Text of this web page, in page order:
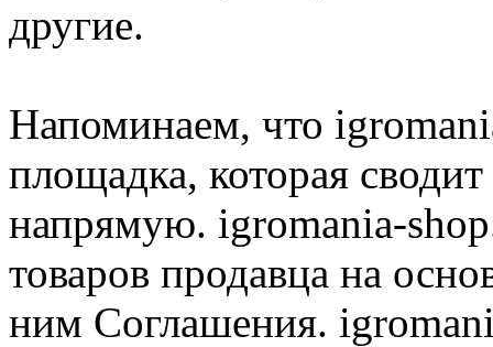
другие.
Напоминаем, что
площадка, которая
напрямую. igromania-
товаров продавца на
ним Соглашения.